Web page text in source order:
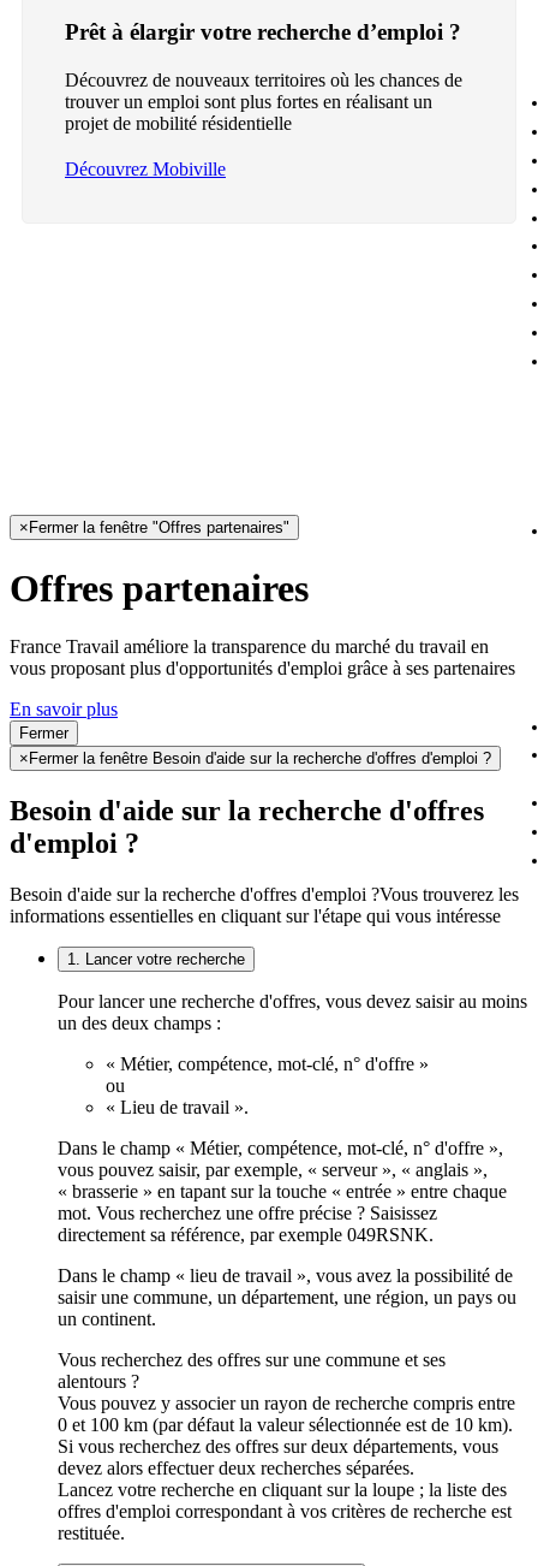
Prêt à élargir votre recherche d’emploi ?
Découvrez de nouveaux territoires où les chances de
trouver un emploi sont plus fortes en réalisant un
projet de mobilité résidentielle
Découvrez Mobiville
× Fermer la fenêtre "Offres partenaires"
Offres partenaires
France Travail améliore la transparence du marché du travail en
vous proposant plus d'opportunités d'emploi grâce à ses partenaires
En savoir plus
Fermer
× Fermer la fenêtre Besoin d'aide sur la recherche d'offres d'emploi ?
Besoin d'aide sur la recherche d'offres
d'emploi ?
Besoin d'aide sur la recherche d'offres d'emploi ?Vous trouverez les
informations essentielles en cliquant sur l'étape qui vous intéresse
1. Lancer votre recherche
Pour lancer une recherche d'offres, vous devez saisir au moins
un des deux champs :
« Métier, compétence, mot-clé, n° d'offre »
ou
« Lieu de travail ».
Dans le champ « Métier, compétence, mot-clé, n° d'offre »,
vous pouvez saisir, par exemple, « serveur », « anglais »,
« brasserie » en tapant sur la touche « entrée » entre chaque
mot. Vous recherchez une offre précise ? Saisissez
directement sa référence, par exemple 049RSNK.
Dans le champ « lieu de travail », vous avez la possibilité de
saisir une commune, un département, une région, un pays ou
un continent.
Vous recherchez des offres sur une commune et ses
alentours ?
Vous pouvez y associer un rayon de recherche compris entre
0 et 100 km (par défaut la valeur sélectionnée est de 10 km).
Si vous recherchez des offres sur deux départements, vous
devez alors effectuer deux recherches séparées.
Lancez votre recherche en cliquant sur la loupe ; la liste des
offres d'emploi correspondant à vos critères de recherche est
restituée.